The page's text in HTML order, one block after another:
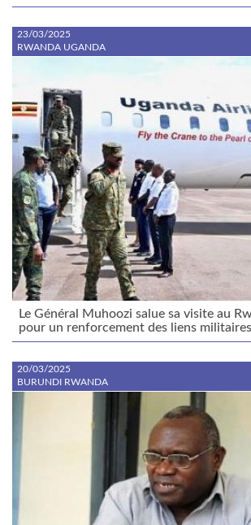
23/03/2025
RWANDA UGANDA
Le Général Muhoozi salue sa visite au
pour un renforcement des liens militaires
20/03/2025
BURUNDI RWANDA